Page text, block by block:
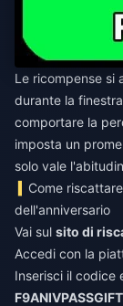
Le ricompense si
durante la finestra
comportare la
imposta un
solo vale
Come
dell'anniversario
Vai sul sito di
Accedi con la
Inserisci il
F9ANIVPASSGIFT